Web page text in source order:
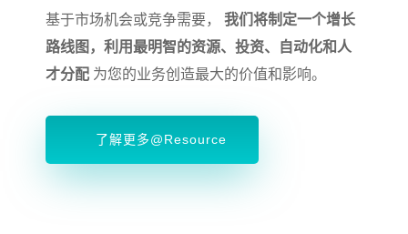
基于市场机会或竞争需要， 我们将制定一个增长
路线图，利用最明智的资源、投资、自动化和人
才分配 为您的业务创造最大的价值和影响。
了解更多@Resource